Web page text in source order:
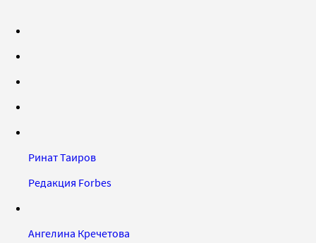
Ринат Таиров
Редакция Forbes
Ангелина Кречетова